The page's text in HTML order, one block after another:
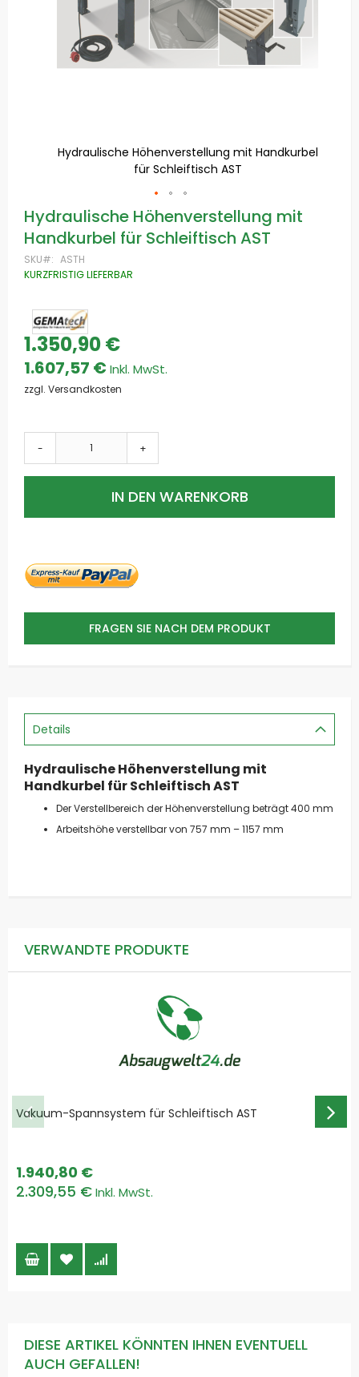
Hydraulische Höhenverstellung mit Handkurbel
für Schleiftisch AST
Zum
Anfang
der
springen
Hydraulische Höhenverstellung mit
Handkurbel für Schleiftisch AST
SKU
ASTH
KURZFRISTIG LIEFERBAR
1.607,57 €
1.350,90 €
zzgl. Versandkosten
- +
IN DEN WARENKORB
FRAGEN SIE NACH DEM PRODUKT
Details
Hydraulische Höhenverstellung mit
Handkurbel für Schleiftisch AST
Der Verstellbereich der Höhenverstellung beträgt 400 mm
Arbeitshöhe verstellbar von 757 mm – 1157 mm
VERWANDTE PRODUKTE
Vakuum-Spannsystem für Schleiftisch AST
2.309,55 €
1.940,80 €
DIESE ARTIKEL KÖNNTEN IHNEN EVENTUELL
AUCH GEFALLEN!